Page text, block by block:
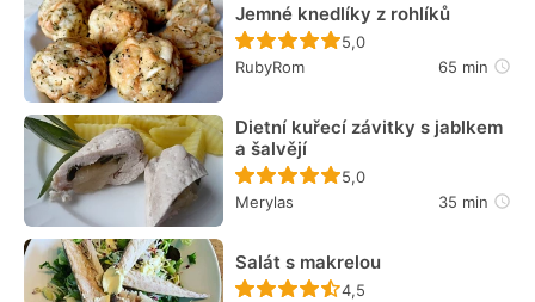
Jemné knedlíky z rohlíků
Recept ještě nebyl
5,0
RubyRom
65 min
Dietní kuřecí závitky s jablkem
a šalvějí
Recept ještě nebyl
5,0
Merylas
35 min
Salát s makrelou
Recept ještě nebyl
4,5